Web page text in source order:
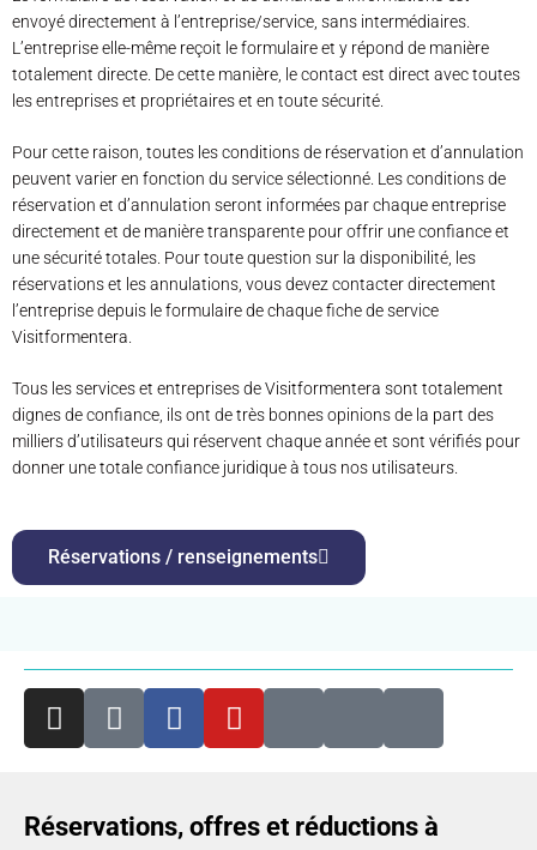
envoyé directement à l’entreprise/service, sans intermédiaires.
L’entreprise elle-même reçoit le formulaire et y répond de manière
totalement directe. De cette manière, le contact est direct avec toutes
les entreprises et propriétaires et en toute sécurité.
Pour cette raison, toutes les conditions de réservation et d’annulation
peuvent varier en fonction du service sélectionné. Les conditions de
réservation et d’annulation seront informées par chaque entreprise
directement et de manière transparente pour offrir une confiance et
une sécurité totales. Pour toute question sur la disponibilité, les
réservations et les annulations, vous devez contacter directement
l’entreprise depuis le formulaire de chaque fiche de service
Visitformentera.
Tous les services et entreprises de Visitformentera sont totalement
dignes de confiance, ils ont de très bonnes opinions de la part des
milliers d’utilisateurs qui réservent chaque année et sont vérifiés pour
donner une totale confiance juridique à tous nos utilisateurs.
Réservations / renseignements
Réservations, offres et réductions à